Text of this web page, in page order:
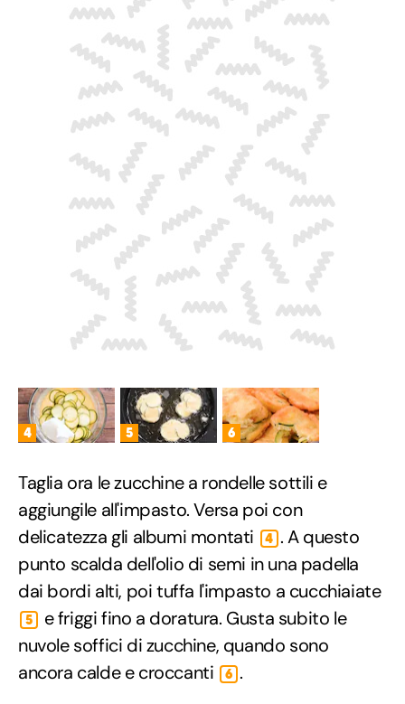
4 5 6
Taglia ora le zucchine a rondelle sottili e
aggiungile all'impasto. Versa poi con
delicatezza gli albumi montati
4 . A questo
punto scalda dell'olio di semi in una padella
dai bordi alti, poi tuffa l'impasto a cucchiaiate
5
e friggi fino a doratura. Gusta subito le
nuvole soffici di zucchine, quando sono
ancora calde e croccanti
6 .